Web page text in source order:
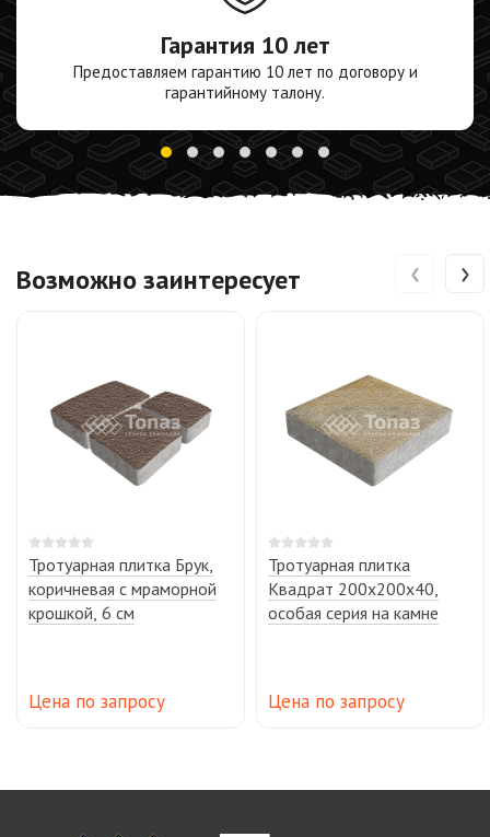
Гарантия 10 лет
Предоставляем гарантию 10 лет по договору и
гарантийному талону.
Возможно заинтересует
Тротуарная плитка Брук,
коричневая с мраморной
крошкой, 6 см
Цена по запросу
Тротуарная плитка
Квадрат 200х200х40,
особая серия на камне
Цена по запросу
‹ ›